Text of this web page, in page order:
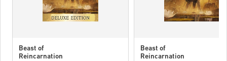
Beast of
Reincarnation
Beast of
Reincarnation